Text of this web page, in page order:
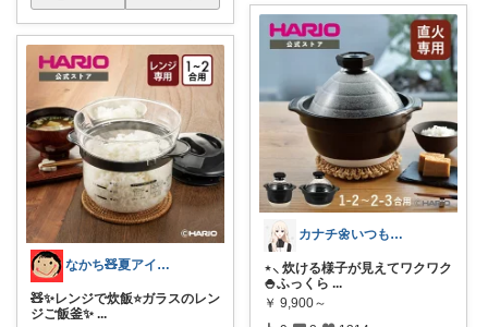
なかち🧸夏アイテム＆便利グッズ✨
🧸✨レンジで炊飯⭐️ガラスのレン
ジご飯釜✨ ...
カナチ🌼いつもご覧くださり感謝ꕤ
⋆⸜ 炊ける様子が見えてワクワク
🍚ふっくら ...
￥ 9,900～